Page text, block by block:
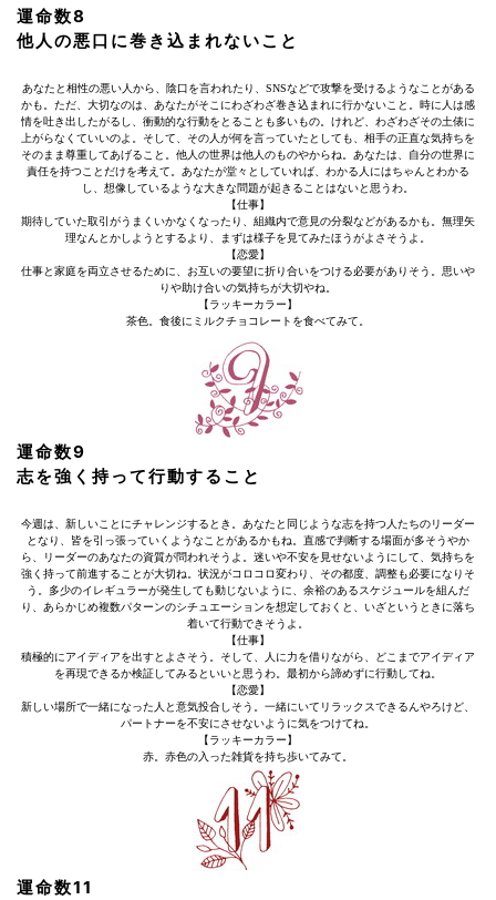
運命数8
他人の悪口に巻き込まれないこと
あなたと相性の悪い人から、陰口を言われたり、SNSなどで攻撃を受けるようなことがある
かも。ただ、大切なのは、あなたがそこにわざわざ巻き込まれに行かないこと。時に人は感
情を吐き出したがるし、衝動的な行動をとることも多いもの。けれど、わざわざその土俵に
上がらなくていいのよ。そして、その人が何を言っていたとしても、相手の正直な気持ちを
そのまま尊重してあげること。他人の世界は他人のものやからね。あなたは、自分の世界に
責任を持つことだけを考えて。あなたが堂々としていれば、わかる人にはちゃんとわかる
し、想像しているような大きな問題が起きることはないと思うわ。
【仕事】
期待していた取引がうまくいかなくなったり、組織内で意見の分裂などがあるかも。無理矢
理なんとかしようとするより、まずは様子を見てみたほうがよさそうよ。
【恋愛】
仕事と家庭を両立させるために、お互いの要望に折り合いをつける必要がありそう。思いや
りや助け合いの気持ちが大切やね。
【ラッキーカラー】
茶色。食後にミルクチョコレートを食べてみて。
運命数9
志を強く持って行動すること
今週は、新しいことにチャレンジするとき。あなたと同じような志を持つ人たちのリーダー
となり、皆を引っ張っていくようなことがあるかもね。直感で判断する場面が多そうやか
ら、リーダーのあなたの資質が問われそうよ。迷いや不安を見せないようにして、気持ちを
強く持って前進することが大切ね。状況がコロコロ変わり、その都度、調整も必要になりそ
う。多少のイレギュラーが発生しても動じないように、余裕のあるスケジュールを組んだ
り、あらかじめ複数パターンのシチュエーションを想定しておくと、いざというときに落ち
着いて行動できそうよ。
【仕事】
積極的にアイディアを出すとよさそう。そして、人に力を借りながら、どこまでアイディア
を再現できるか検証してみるといいと思うわ。最初から諦めずに行動してね。
【恋愛】
新しい場所で一緒になった人と意気投合しそう。一緒にいてリラックスできるんやろけど、
パートナーを不安にさせないように気をつけてね。
【ラッキーカラー】
赤。赤色の入った雑貨を持ち歩いてみて。
運命数11